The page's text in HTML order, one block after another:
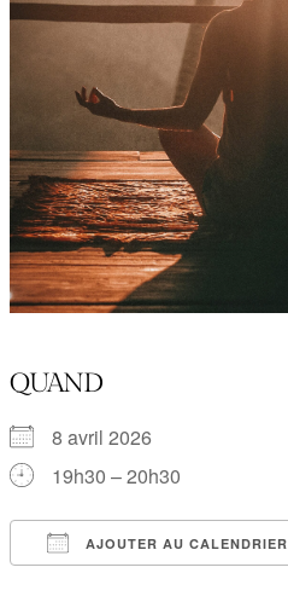
QUAND
8 avril 2026
19h30 – 20h30
AJOUTER AU CALENDRIER